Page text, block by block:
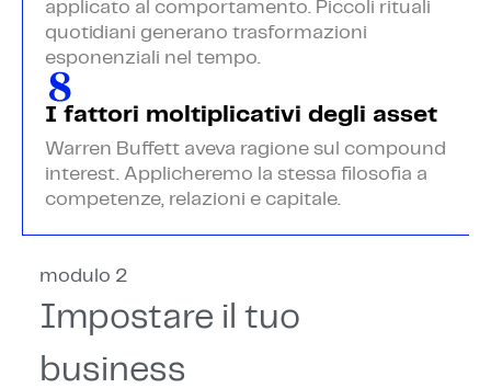
modulo 2
Impostare il tuo
business
applicato al comportamento. Piccoli rituali
quotidiani generano trasformazioni
esponenziali nel tempo.
I fattori moltiplicativi degli asset
Warren Buffett aveva ragione sul compound
interest. Applicheremo la stessa filosofia a
competenze, relazioni e capitale.